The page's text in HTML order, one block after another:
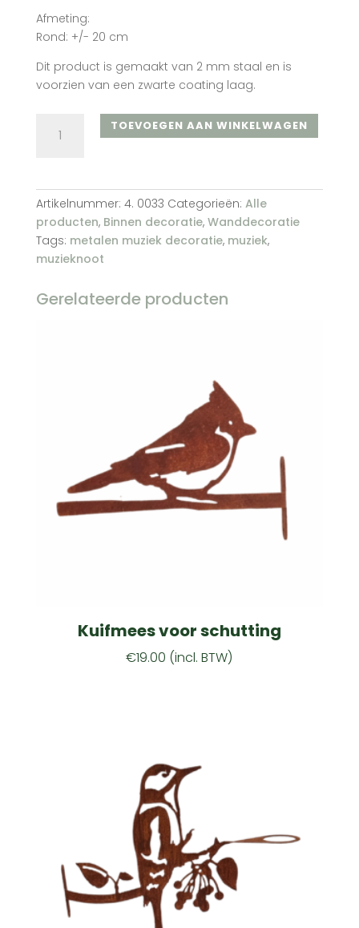
Afmeting:
Rond: +/- 20 cm
Dit product is gemaakt van 2 mm staal en is
voorzien van een zwarte coating laag.
2
(zwart)
aantal
TOEVOEGEN AAN WINKELWAGEN
Artikelnummer: 4. 0033 Categorieën: Alle
producten, Binnen decoratie, Wanddecoratie
Tags: metalen muziek decoratie, muziek,
muzieknoot
Gerelateerde producten
Kuifmees voor schutting
€19.00 (incl. BTW)